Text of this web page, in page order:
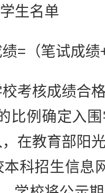
生名单
（笔试成绩
核成绩合格
比例确定入
在教育部阳
科招生信息